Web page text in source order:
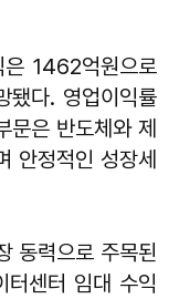
은 1462억원으로
됐다. 영업이익률
은 반도체와 제
안정적인 성장세
동력으로 주목된
센터 임대 수익